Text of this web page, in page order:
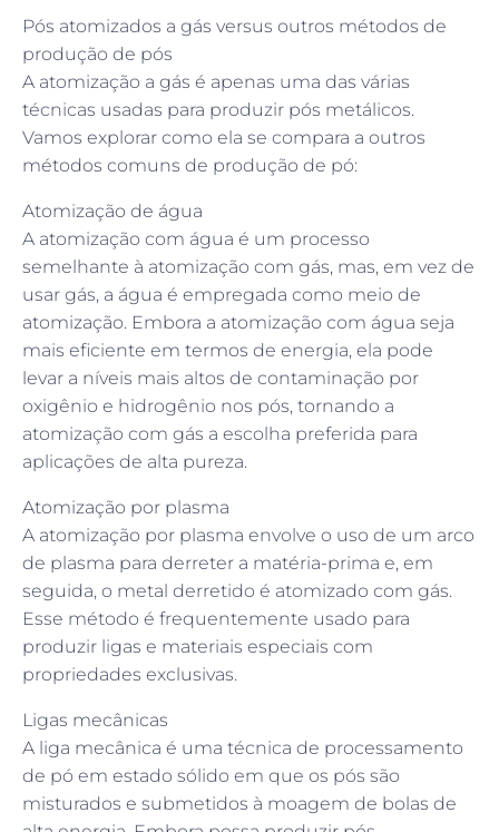
Pós atomizados a gás versus outros métodos de
produção de pós
A atomização a gás é apenas uma das várias
técnicas usadas para produzir pós metálicos.
Vamos explorar como ela se compara a outros
métodos comuns de produção de pó:
Atomização de água
A atomização com água é um processo
semelhante à atomização com gás, mas, em vez de
usar gás, a água é empregada como meio de
atomização. Embora a atomização com água seja
mais eficiente em termos de energia, ela pode
levar a níveis mais altos de contaminação por
oxigênio e hidrogênio nos pós, tornando a
atomização com gás a escolha preferida para
aplicações de alta pureza.
Atomização por plasma
A atomização por plasma envolve o uso de um arco
de plasma para derreter a matéria-prima e, em
seguida, o metal derretido é atomizado com gás.
Esse método é frequentemente usado para
produzir ligas e materiais especiais com
propriedades exclusivas.
Ligas mecânicas
A liga mecânica é uma técnica de processamento
de pó em estado sólido em que os pós são
misturados e submetidos à moagem de bolas de